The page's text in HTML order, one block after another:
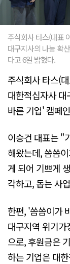
주식회사 타스(대표
대구지사의 나눔 확
다고 6일 밝혔다.
주식회사 타스(
대한적십자사
바른 기업' 캠페
이승건 대표는 "
해왔는데, 씀씀
게 되어 기쁘게
각하고, 돕는 사
한편, '씀씀이가
대구지역 위기
으로, 후원금은
하는 기업은 대